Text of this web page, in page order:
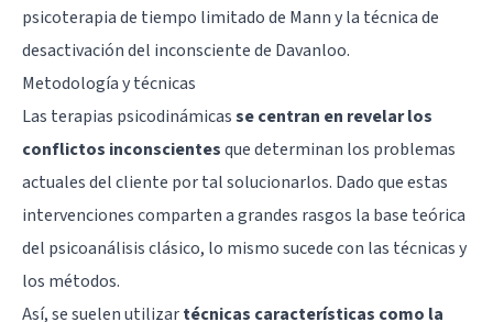
psicoterapia de tiempo limitado de Mann y la técnica de
desactivación del inconsciente de Davanloo.
Metodología y técnicas
Las terapias psicodinámicasse centran en revelar los
conflictos inconscientesque determinan los problemas
actuales del cliente por tal solucionarlos. Dado que estas
intervenciones comparten a grandes rasgos la base teórica
del psicoanálisis clásico, lo mismo sucede con las técnicas y
los métodos.
Así, se suelen utilizartécnicas características como la